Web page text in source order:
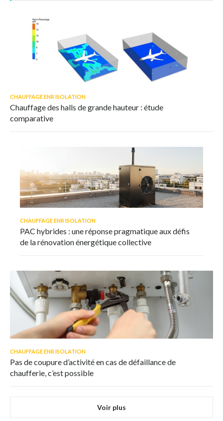
CHAUFFAGE ENR ISOLATION
Chauffage des halls de grande hauteur : étude
comparative
CHAUFFAGE ENR ISOLATION
PAC hybrides : une réponse pragmatique aux défis
de la rénovation énergétique collective
CHAUFFAGE ENR ISOLATION
Pas de coupure d’activité en cas de défaillance de
chaufferie, c’est possible
Voir plus